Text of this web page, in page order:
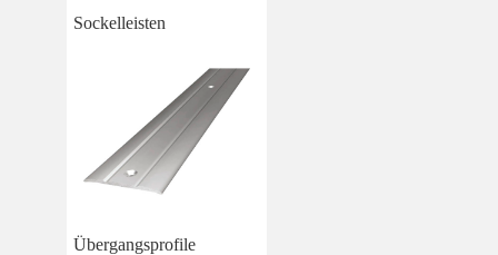
Sockelleisten
Übergangsprofile